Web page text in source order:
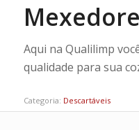
Aqui na Qualilimp
qualidade para sua
Categoria: Descartáveis